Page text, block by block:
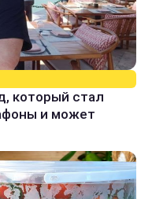
который стал
и может